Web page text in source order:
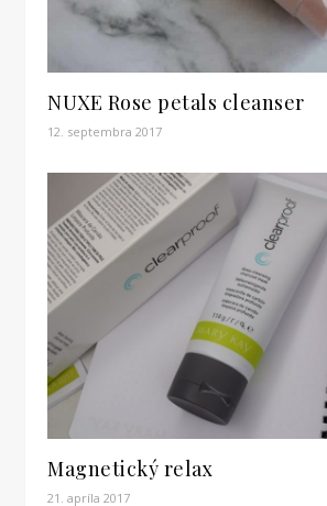
NUXE Rose petals cleanser
12. septembra 2017
Magnetický relax
21. apríla 2017